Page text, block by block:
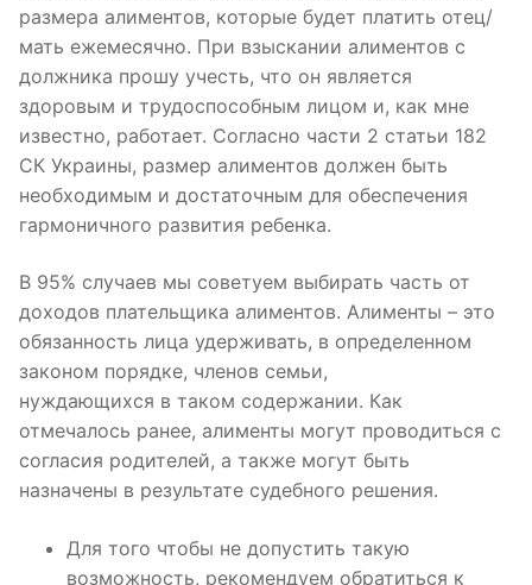
размера алиментов, которые будет платить отец/
мать ежемесячно. При взыскании алиментов с
должника прошу учесть, что он является
здоровым и трудоспособным лицом и, как мне
известно, работает. Согласно части 2 статьи 182
СК Украины, размер алиментов должен быть
необходимым и достаточным для обеспечения
гармоничного развития ребенка.
В 95% случаев мы советуем выбирать часть от
доходов плательщика алиментов. Алименты – это
обязанность лица удерживать, в определенном
законом порядке, членов семьи,
нуждающихся в таком содержании. Как
отмечалось ранее, алименты могут проводиться с
согласия родителей, а также могут быть
назначены в результате судебного решения.
Для того чтобы не допустить такую ​​
возможность, рекомендуем обратиться к